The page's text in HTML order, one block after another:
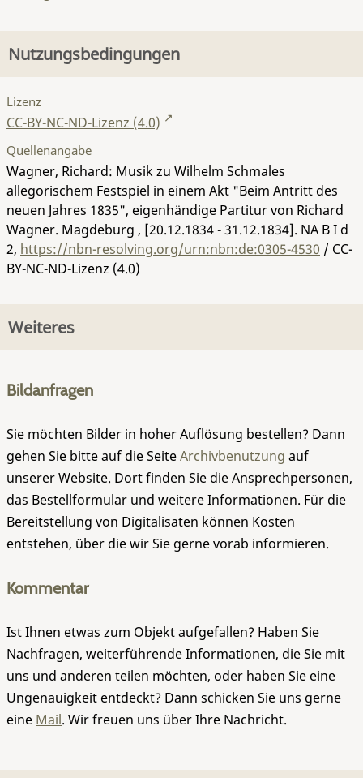
Nutzungsbedingungen
Lizenz
CC-BY-NC-ND-Lizenz (4.0)
Quellenangabe
Wagner, Richard: Musik zu Wilhelm Schmales
allegorischem Festspiel in einem Akt "Beim Antritt des
neuen Jahres 1835", eigenhändige Partitur von Richard
Wagner. Magdeburg , [20.12.1834 - 31.12.1834]. NA B I d
2, https://nbn-resolving.org/urn:nbn:de:0305-4530 / CC-
BY-NC-ND-Lizenz (4.0)
Weiteres
Bildanfragen
Sie möchten Bilder in hoher Auflösung bestellen? Dann
gehen Sie bitte auf die SeiteArchivbenutzung auf
unserer Website. Dort finden Sie die Ansprechpersonen,
das Bestellformular und weitere Informationen. Für die
Bereitstellung von Digitalisaten können Kosten
entstehen, über die wir Sie gerne vorab informieren.
Kommentar
Ist Ihnen etwas zum Objekt aufgefallen? Haben Sie
Nachfragen, weiterführende Informationen, die Sie mit
uns und anderen teilen möchten, oder haben Sie eine
Ungenauigkeit entdeckt? Dann schicken Sie uns gerne
eine Mail. Wir freuen uns über Ihre Nachricht.